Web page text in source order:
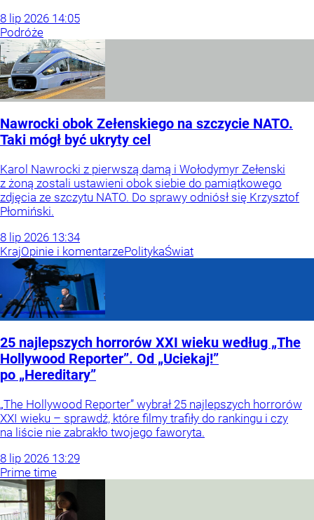
8 lip 2026 14:05
Podróże
Nawrocki obok Zełenskiego na szczycie NATO.
Taki mógł być ukryty cel
Karol Nawrocki z pierwszą damą i Wołodymyr Zełenski
z żoną zostali ustawieni obok siebie do pamiątkowego
zdjęcia ze szczytu NATO. Do sprawy odniósł się Krzysztof
Płomiński.
8 lip 2026 13:34
KrajOpinie i komentarzePolitykaŚwiat
25 najlepszych horrorów XXI wieku według „The
Hollywood Reporter”. Od „Uciekaj!”
po „Hereditary”
„The Hollywood Reporter” wybrał 25 najlepszych horrorów
XXI wieku – sprawdź, które filmy trafiły do rankingu i czy
na liście nie zabrakło twojego faworyta.
8 lip 2026 13:29
Prime time